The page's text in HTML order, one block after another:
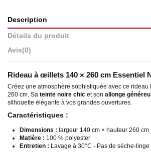
Description
Détails du produit
Avis(0)
Rideau à œillets 140 × 260 cm Essentiel
Créez une atmosphère sophistiquée avec ce rideau
260 cm. Sa teinte noire chic et son allonge
silhouette élégante à vos grandes ouvertures.
Caractéristiques :
Dimensions : largeur 140 cm × hauteur 260 cm
Matière : 100 % polyester
Entretien : Lavage à 30°C - Pas de séche-